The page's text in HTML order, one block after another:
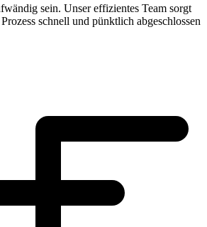
sein. Unser effizientes Team sorgt
schnell und pünktlich abgeschlossen